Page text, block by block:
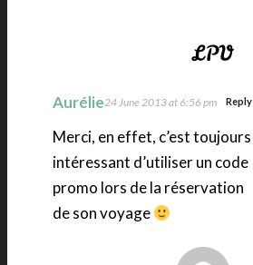
Aurélie24 June 2013 at 6:56 pm Reply
Merci, en effet, c’est toujours
intéressant d’utiliser un code
promo lors de la réservation
de son voyage